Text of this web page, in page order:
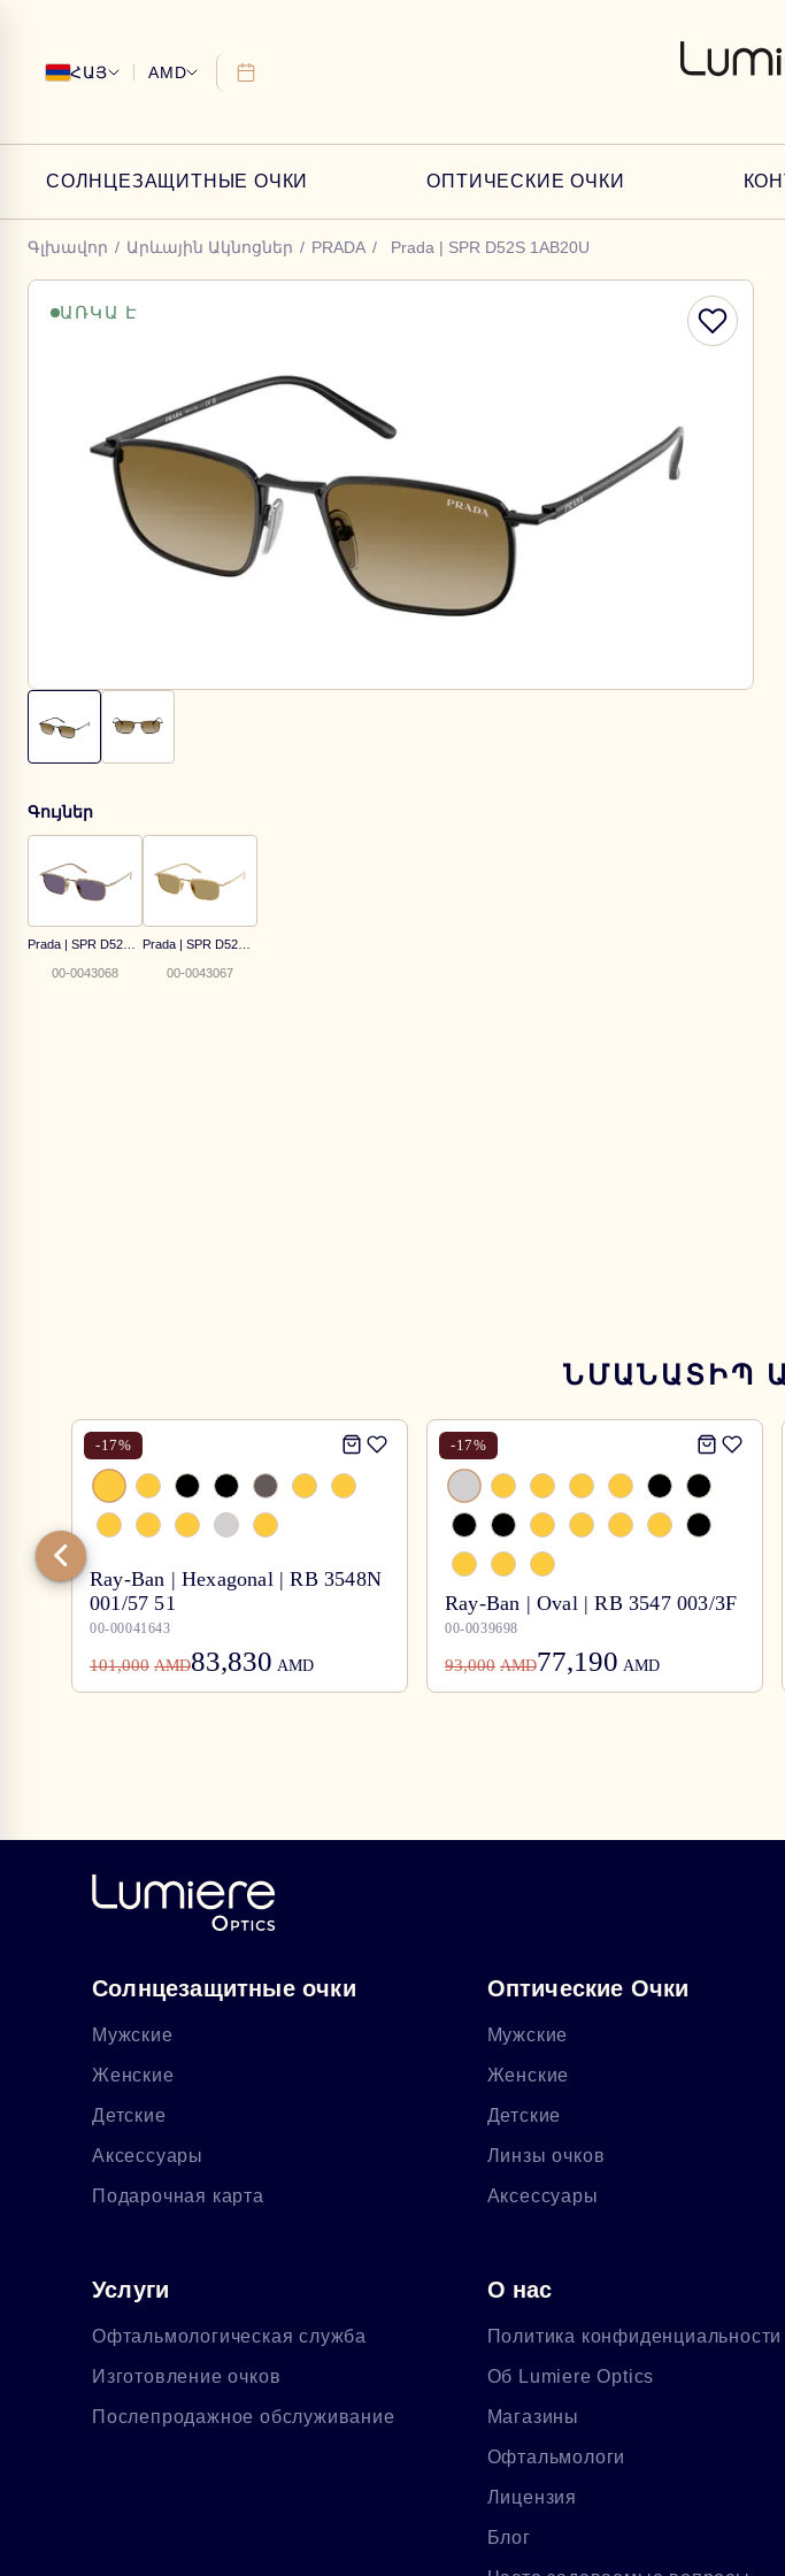
ՀԱՅ AMD
СОЛНЦЕЗАЩИТНЫЕ ОЧКИ ОПТИЧЕСКИЕ ОЧКИ
Գլխավոր / Արևային Ակնոցներ / PRADA / Prada | SPR D52S 1AB20U
ԱՌԿԱ Է
Գույներ
00-0043068 00-0043067
ՆՄԱՆԱՏԻՊ
-17%
Ray-Ban | Hexagonal | RB 3548N
001/57 51
00-00041643
101,000 AMD83,830 AMD
-17%
Ray-Ban | Oval | RB 3547 003/3F
00-0039698
93,000 AMD77,190 AMD
Солнцезащитные очки
Мужские
Женские
Детские
Аксессуары
Подарочная карта
Оптические Очки
Мужские
Женские
Детские
Линзы очков
Аксессуары
Услуги
Офтальмологическая служба
Изготовление очков
Послепродажное обслуживание
О нас
Политика конфиденциальности
Об Lumiere Optics
Магазины
Офтальмологи
Лицензия
Блог